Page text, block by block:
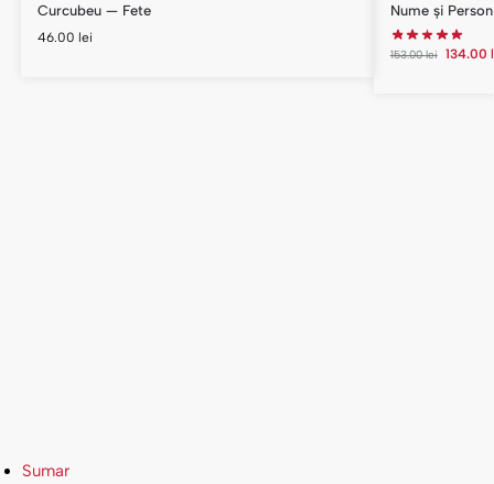
Curcubeu — Fete
46.00 lei
Nume și
153.00lei 134.00
Sumar